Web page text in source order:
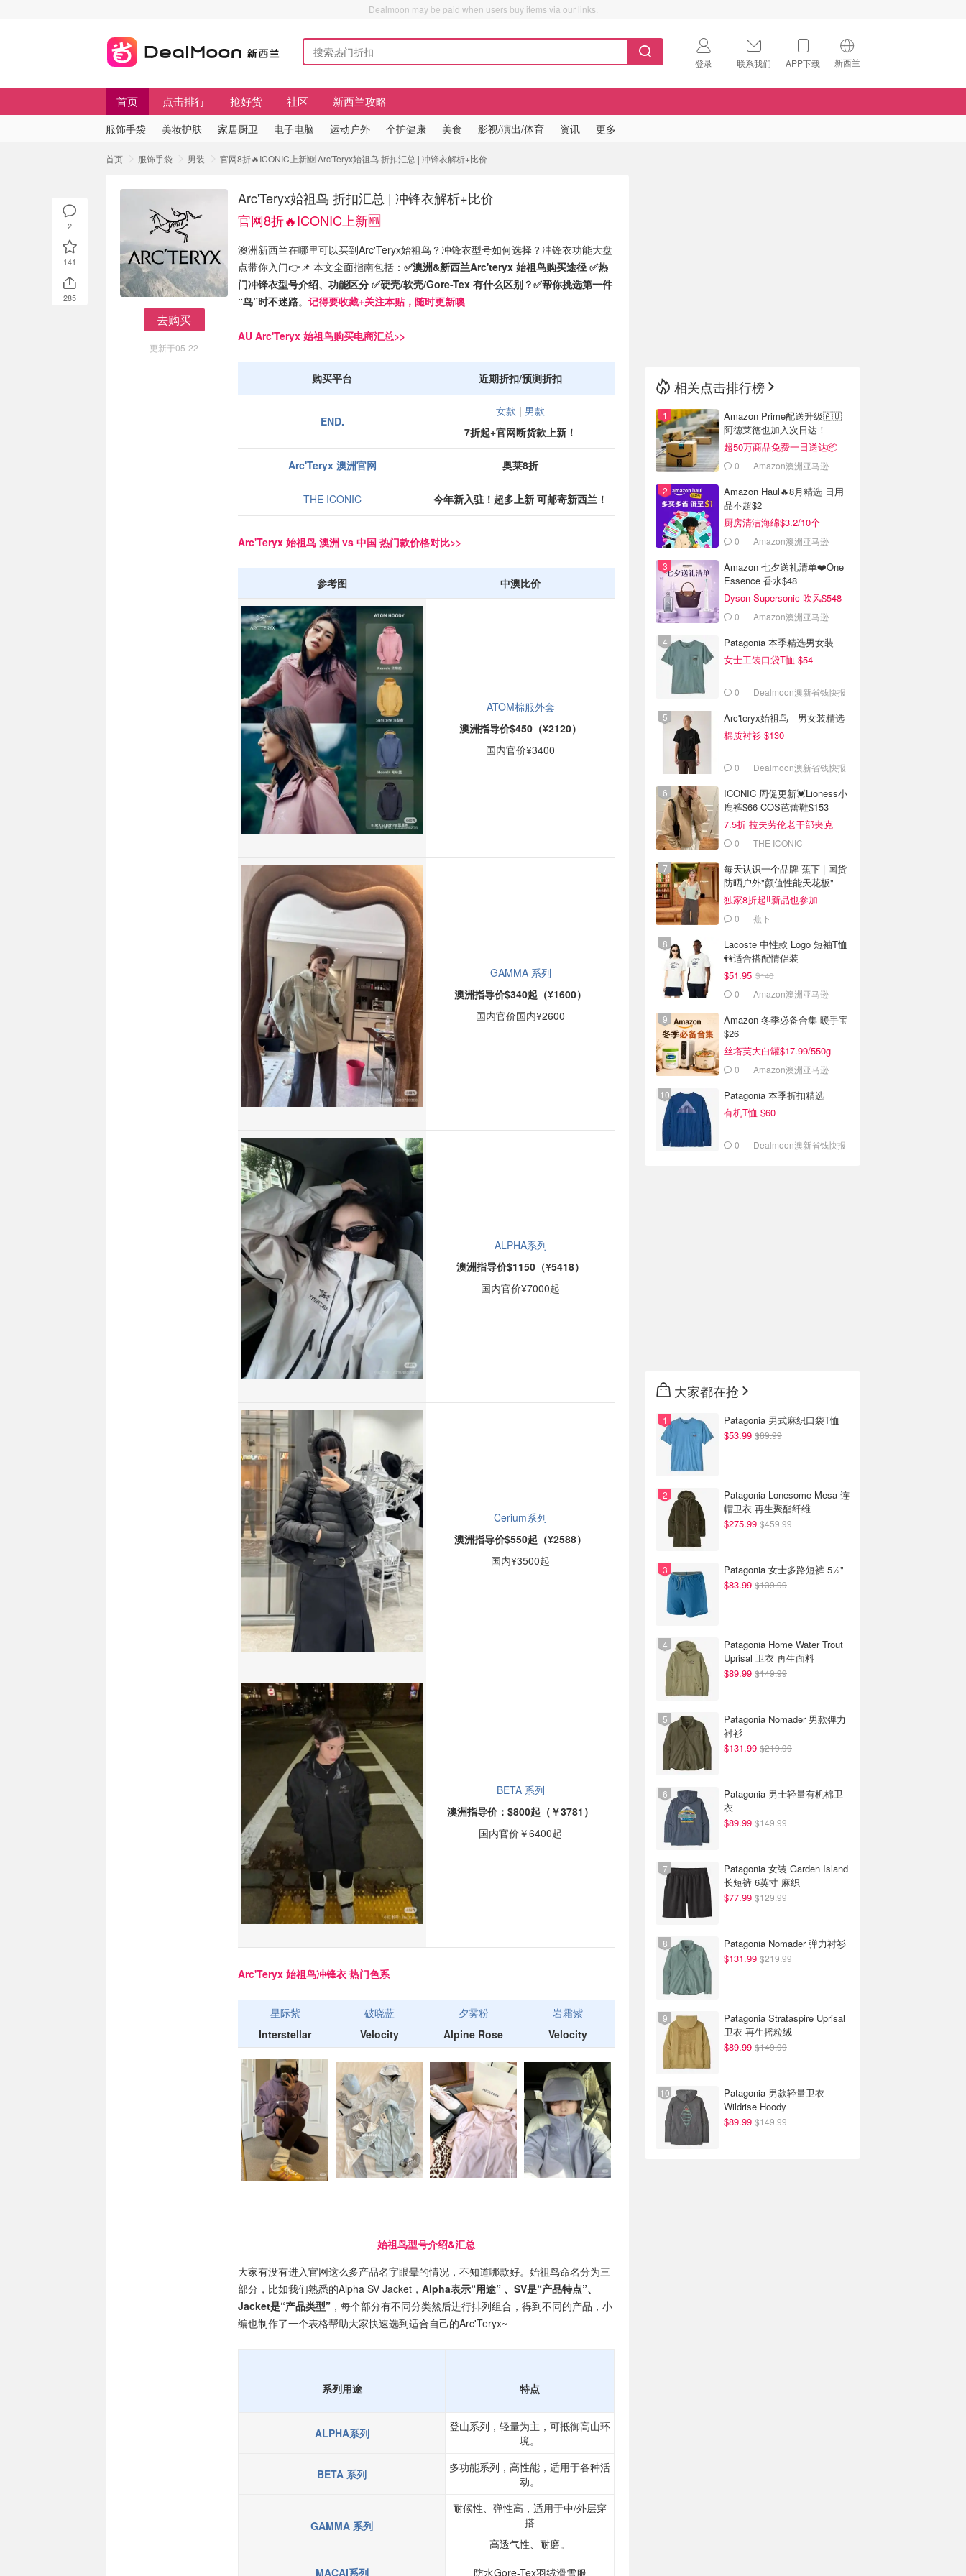
Dealmoon may be paid when users buy items via our links.
登录 联系我们 APP下载 新西兰
🇺🇸
首页 点击排行 抢好货 社区 新西兰攻略
服饰手袋 美妆护肤 家居厨卫 电子电脑 运动户外 个护健康 美食 影视/演出/体育 资讯 更多
首页 服饰手袋 男装 官网8折🔥ICONIC上新🆕 Arc'Teryx始祖鸟 折扣汇总 | 冲锋衣解析+比价
去购买
更新于05-22
Arc'Teryx始祖鸟 折扣汇总 | 冲锋衣解析+比价
官网8折🔥ICONIC上新🆕
澳洲新西兰在哪里可以买到Arc'Teryx始祖鸟？冲锋衣型号如何选择？冲锋衣功能大盘
点带你入门👉📌 本文全面指南包括： ✅澳洲&新西兰Arc'teryx 始祖鸟购买途径 ✅热
门冲锋衣型号介绍、功能区分 ✅硬壳/软壳/Gore-Tex 有什么区别？✅帮你挑选第一件
“鸟”时不迷路。 记得要收藏+关注本贴，随时更新噢
AU Arc'Teryx 始祖鸟购买电商汇总>>
购买平台 近期折扣/预测折扣
END.
女款 | 男款
7折起+官网断货款上新！
Arc'Teryx 澳洲官网 奥莱8折
THE ICONIC 今年新入驻！超多上新 可邮寄新西兰！
Arc'Teryx 始祖鸟 澳洲 vs 中国 热门款价格对比>>
参考图 中澳比价
ATOM棉服外套
澳洲指导价$450（¥2120）
国内官价¥3400
GAMMA 系列
澳洲指导价$340起（¥1600）
国内官价国内¥2600
ALPHA系列
澳洲指导价$1150（¥5418）
国内官价¥7000起
Cerium系列
澳洲指导价$550起（¥2588）
国内¥3500起
BETA 系列
澳洲指导价：$800起（￥3781）
国内官价￥6400起
Arc'Teryx 始祖鸟冲锋衣 热门色系
星际紫
Interstellar
破晓蓝
Velocity
夕雾粉
Alpine Rose
岩霜紫
Velocity
始祖鸟型号介绍&汇总
大家有没有进入官网这么多产品名字眼晕的情况，不知道哪款好。始祖鸟命名分为三
部分，比如我们熟悉的Alpha SV Jacket， Alpha表示“用途” 、SV是“产品特点”、
Jacket是“产品类型” ，每个部分有不同分类然后进行排列组合，得到不同的产品，小
编也制作了一个表格帮助大家快速选到适合自己的Arc'Teryx~
系列用途 特点
ALPHA系列
登山系列，轻量为主，可抵御高山环
境。
BETA 系列
多功能系列，高性能，适用于各种活
动。
GAMMA 系列
耐候性、弹性高，适用于中/外层穿
搭
高透气性、耐磨。
MACAI系列
防水Gore-Tex羽绒滑雪服
2
141
285
相关点击排行榜
Amazon Prime配送升级🇦🇺
阿德莱德也加入次日达！
超50万商品免费一日送达📦
0 Amazon澳洲亚马逊
Amazon Haul🔥8月精选 日用
品不超$2
厨房清洁海绵$3.2/10个
0 Amazon澳洲亚马逊
Amazon 七夕送礼清单❤️One
Essence 香水$48
Dyson Supersonic 吹风$548
0 Amazon澳洲亚马逊
Patagonia 本季精选男女装
女士工装口袋T恤 $54
0 Dealmoon澳新省钱快报
Arc'teryx始祖鸟｜男女装精选
棉质衬衫 $130
0 Dealmoon澳新省钱快报
ICONIC 周促更新💓Lioness小
鹿裤$66 COS芭蕾鞋$153
7.5折 拉夫劳伦老干部夹克
$4190 THE ICONIC
每天认识一个品牌 蕉下 | 国货
防晒户外"颜值性能天花板"
独家8折起‼️新品也参加
0 蕉下
Lacoste 中性款 Logo 短袖T恤
👫适合搭配情侣装
$51.95 $140
0 Amazon澳洲亚马逊
Amazon 冬季必备合集 暖手宝
$26
丝塔芙大白罐$17.99/550g
0 Amazon澳洲亚马逊
Patagonia 本季折扣精选
有机T恤 $60
0 Dealmoon澳新省钱快报
大家都在抢
Patagonia 男式麻织口袋T恤
$53.99 $89.99
Patagonia Lonesome Mesa 连
帽卫衣 再生聚酯纤维
$275.99 $459.99
Patagonia 女士多路短裤 5½"
$83.99 $139.99
Patagonia Home Water Trout
Uprisal 卫衣 再生面料
$89.99 $149.99
Patagonia Nomader 男款弹力
衬衫
$131.99 $219.99
Patagonia 男士轻量有机棉卫
衣
$89.99 $149.99
Patagonia 女装 Garden Island
长短裤 6英寸 麻织
$77.99 $129.99
Patagonia Nomader 弹力衬衫
$131.99 $219.99
Patagonia Strataspire Uprisal
卫衣 再生摇粒绒
$89.99 $149.99
Patagonia 男款轻量卫衣
Wildrise Hoody
$89.99 $149.99